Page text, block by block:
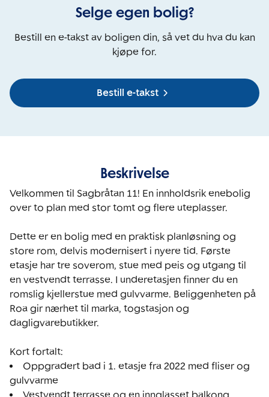
Selge egen bolig?
Bestill en e-takst av boligen din, så vet du hva du kan
kjøpe for.
Bestill e-takst
Beskrivelse
Velkommen til Sagbråtan 11! En innholdsrik enebolig
over to plan med stor tomt og flere uteplasser.
Dette er en bolig med en praktisk planløsning og
store rom, delvis modernisert i nyere tid. Første
etasje har tre soverom, stue med peis og utgang til
en vestvendt terrasse. I underetasjen finner du en
romslig kjellerstue med gulvvarme. Beliggenheten på
Roa gir nærhet til marka, togstasjon og
dagligvarebutikker.
Oppgradert bad i 1. etasje fra 2022 med fliser og